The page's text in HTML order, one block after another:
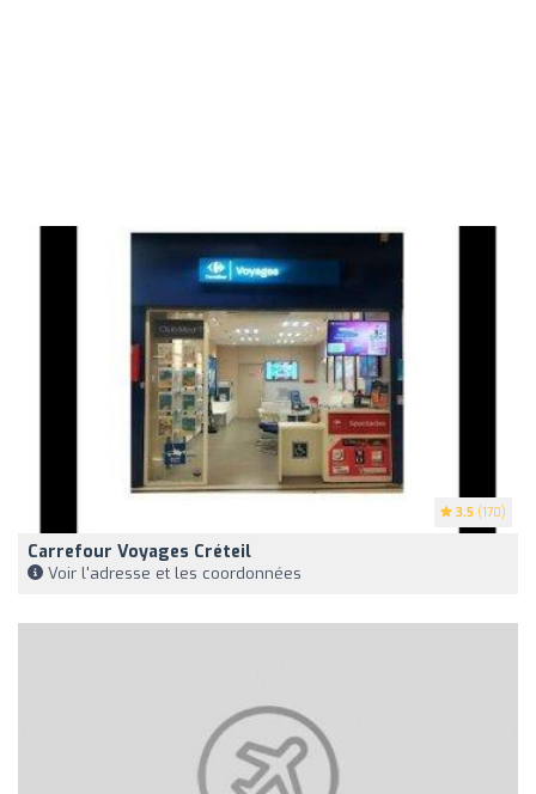
3.5 (170)
Carrefour Voyages Créteil
Voir l'adresse et les coordonnées